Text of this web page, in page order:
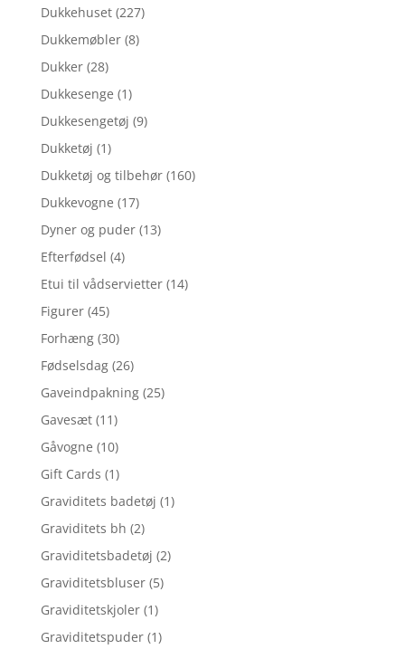
Dukkehuset (227)
Dukkemøbler (8)
Dukker (28)
Dukkesenge (1)
Dukkesengetøj (9)
Dukketøj (1)
Dukketøj og tilbehør (160)
Dukkevogne (17)
Dyner og puder (13)
Efterfødsel (4)
Etui til vådservietter (14)
Figurer (45)
Forhæng (30)
Fødselsdag (26)
Gaveindpakning (25)
Gavesæt (11)
Gåvogne (10)
Gift Cards (1)
Graviditets badetøj (1)
Graviditets bh (2)
Graviditetsbadetøj (2)
Graviditetsbluser (5)
Graviditetskjoler (1)
Graviditetspuder (1)